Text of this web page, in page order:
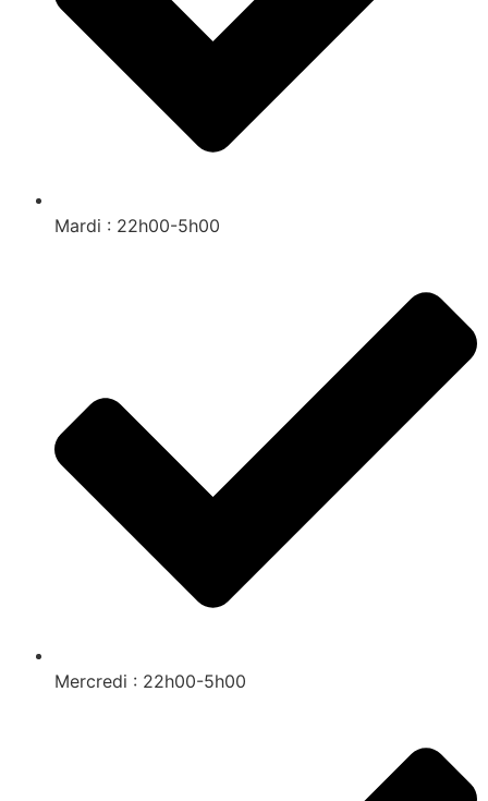
Mardi : 22h00-5h00
Mercredi : 22h00-5h00